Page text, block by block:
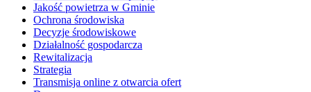
Jakość powietrza w Gminie
Ochrona środowiska
Decyzje środowiskowe
Działalność gospodarcza
Rewitalizacja
Strategia
Transmisja online z otwarcia ofert